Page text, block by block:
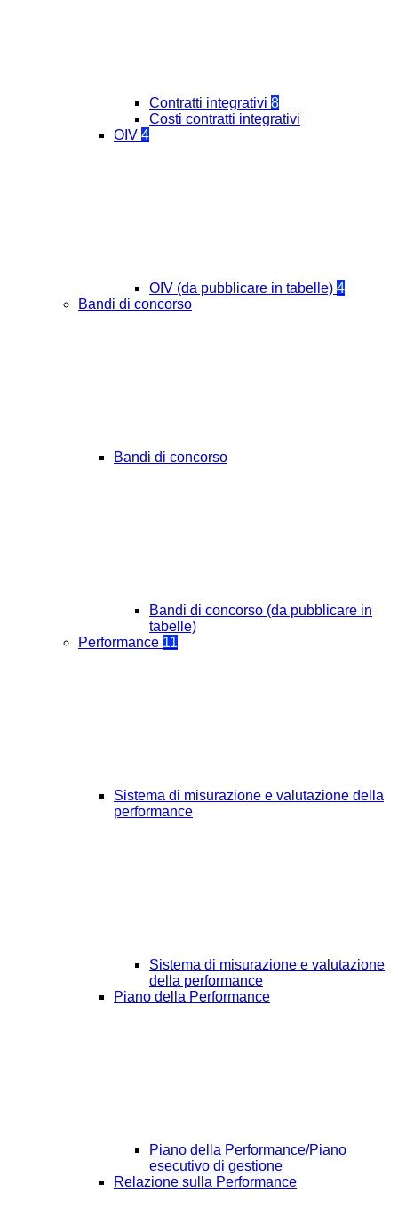
Contratti integrativi 8
Costi contratti integrativi
OIV 4
OIV (da pubblicare in tabelle) 4
Bandi di concorso
Bandi di concorso
Bandi di concorso (da pubblicare in
tabelle)
Performance 11
Sistema di misurazione e valutazione della
performance
Sistema di misurazione e valutazione
della performance
Piano della Performance
Piano della Performance/Piano
esecutivo di gestione
Relazione sulla Performance